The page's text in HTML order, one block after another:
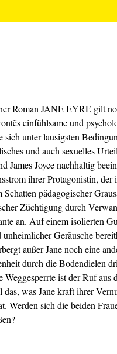
Roman JANE EYRE gilt
einfühlsame und
unter lausigsten
und auch sexuelles
James Joyce nachhaltig
ihrer Protagonistin, der
Schatten pädagogischer
Züchtigung durch
an. Auf einem isolierten
Geräusche
außer Jane noch eine
durch die Bodendielen
ist der Ruf aus
was Jane kraft ihrer
Werden sich die beiden